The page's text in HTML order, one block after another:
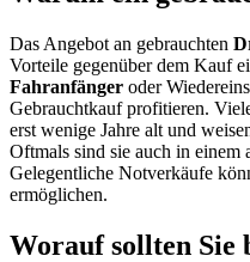
Das Angebot an gebrauchten
Vorteile gegenüber dem Kauf
Fahranfänger oder
Gebrauchtkauf profitieren.
erst wenige Jahre alt und
Oftmals sind sie auch in einem
Gelegentliche Notverkäufe
ermöglichen.
Worauf sollten Sie